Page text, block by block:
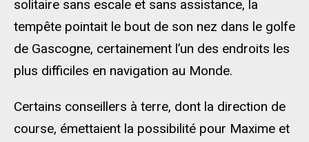
solitaire sans escale et sans assistance, la
tempête pointait le bout de son nez dans le golfe
de Gascogne, certainement l’un des endroits les
plus difficiles en navigation au Monde.
Certains conseillers à terre, dont la direction de
course, émettaient la possibilité pour Maxime et